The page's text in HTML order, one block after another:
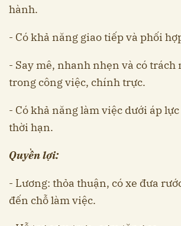
hành.
- Có khả năng giao tiếp và phối
- Say mê, nhanh nhẹn và có trách
trong công việc, chính trực.
- Có khả năng làm việc dưới áp
thời hạn.
Quyền lợi:
- Lương: thỏa thuận, có xe đưa
đến chỗ làm việc.